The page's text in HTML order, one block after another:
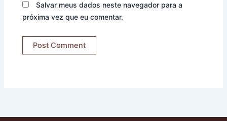
Salvar meus dados neste navegador para a
próxima vez que eu comentar.